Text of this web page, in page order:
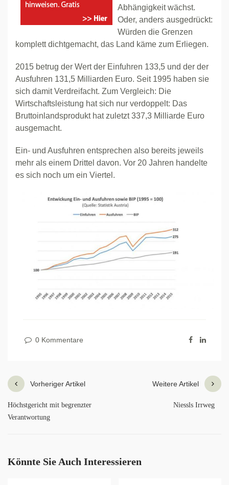
Abhängigkeit wächst.
Oder, anders ausgedrückt:
Würden die Grenzen
komplett dichtgemacht, das Land käme zum Erliegen.
2015 betrug der Wert der Einfuhren 133,5 und der der
Ausfuhren 131,5 Milliarden Euro. Seit 1995 haben sie
sich damit Verdreifacht. Zum Vergleich: Die
Wirtschaftsleistung hat sich nur verdoppelt: Das
Bruttoinlandsprodukt hat zuletzt 337,3 Milliarde Euro
ausgemacht.
Ein- und Ausfuhren entsprechen also bereits jeweils
mehr als einem Drittel davon. Vor 20 Jahren handelte
es sich noch um ein Viertel.
0 Kommentare
Vorheriger Artikel
Höchstgericht mit begrenzter
Verantwortung
Weitere Artikel
Niessls Irrweg
Könnte Sie Auch Interessieren